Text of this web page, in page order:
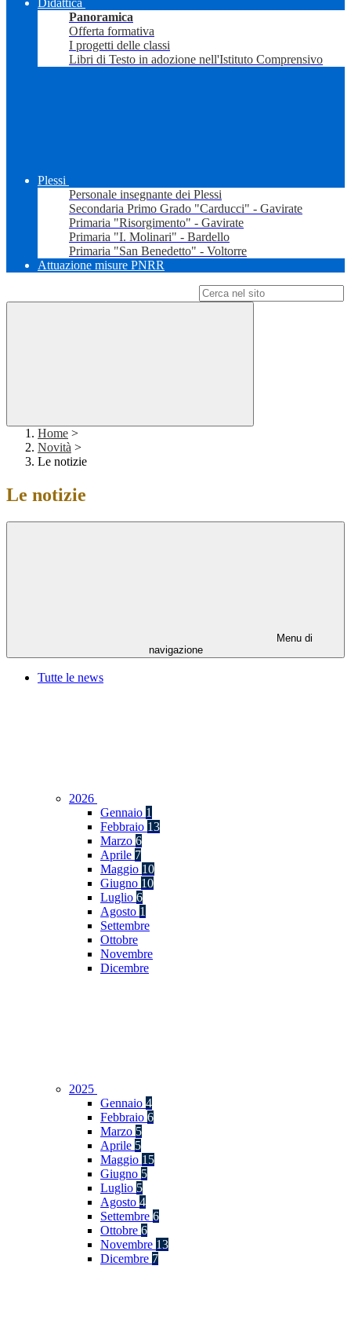
Didattica
Panoramica
Offerta formativa
I progetti delle classi
Libri di Testo in adozione nell'Istituto Comprensivo
Plessi
Personale insegnante dei Plessi
Secondaria Primo Grado "Carducci" - Gavirate
Primaria "Risorgimento" - Gavirate
Primaria "I. Molinari" - Bardello
Primaria "San Benedetto" - Voltorre
Attuazione misure PNRR
Home >
Novità >
Le notizie
Le notizie
Menu di
navigazione
Tutte le news
2026
Gennaio 1
Febbraio 13
Marzo 6
Aprile 7
Maggio 10
Giugno 10
Luglio 6
Agosto 1
Settembre
Ottobre
Novembre
Dicembre
2025
Gennaio 4
Febbraio 6
Marzo 5
Aprile 5
Maggio 15
Giugno 5
Luglio 5
Agosto 4
Settembre 6
Ottobre 6
Novembre 13
Dicembre 7